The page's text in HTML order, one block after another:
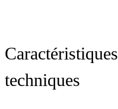
Caractéristiques
techniques